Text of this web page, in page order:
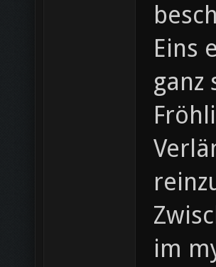
Eins
ganz
im